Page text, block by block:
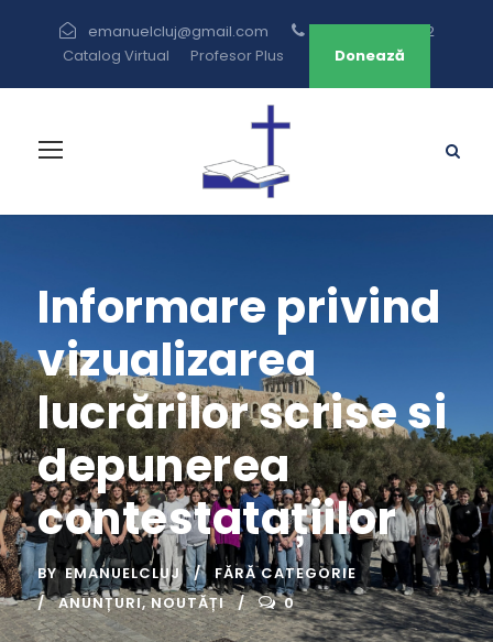
emanuelcluj@gmail.com
+40 264 433 582
Catalog Virtual
Profesor Plus Donează
Informare privind
vizualizarea
lucrărilor scrise si
depunerea
contestatațiilor
BY EMANUELCLUJ
FĂRĂ CATEGORIE
ANUNȚURI, NOUTĂȚI 0